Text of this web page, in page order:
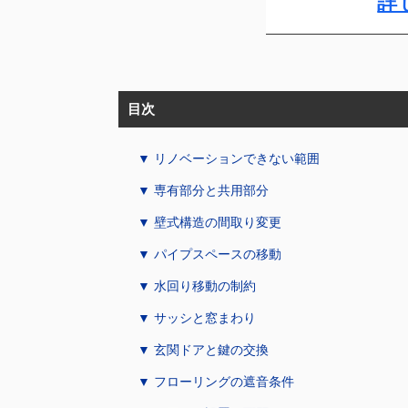
目次
▼ リノベーションできない範囲
▼ 専有部分と共用部分
▼ 壁式構造の間取り変更
▼ パイプスペースの移動
▼ 水回り移動の制約
▼ サッシと窓まわり
▼ 玄関ドアと鍵の交換
▼ フローリングの遮音条件